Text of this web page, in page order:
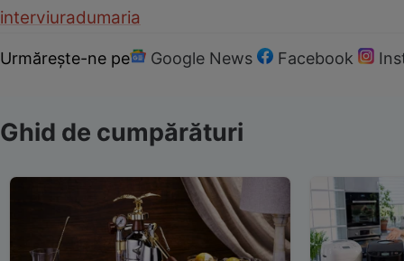
interviuradumaria
Urmărește-ne pe Google News Facebook
Ghid de cumpărături